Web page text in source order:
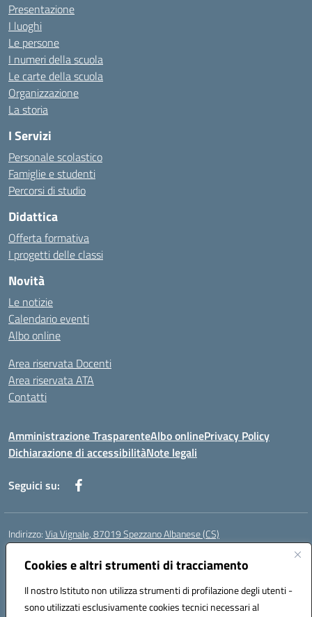
Cookies e altri strumenti di tracciamento
Il nostro Istituto non utilizza strumenti di profilazione degli utenti -
sono utilizzati esclusivamente cookies tecnici necessari al
Presentazione
I luoghi
Le persone
I numeri della scuola
Le carte della scuola
Organizzazione
La storia
I Servizi
Personale scolastico
Famiglie e studenti
Percorsi di studio
Didattica
Offerta formativa
I progetti delle classi
Novità
Le notizie
Calendario eventi
Albo online
Area riservata Docenti
Area riservata ATA
Contatti
Amministrazione TrasparenteAlbo onlinePrivacy Policy
Dichiarazione di accessibilitàNote legali
Seguici su:
Indirizzo:Via Vignale, 87019 Spezzano Albanese (CS)
Centralino:
Posta elettronica certificata (PEC):csic878003@pec.istruzione.it
Codice fiscale: 94018300783
Codice meccanografico:CSIC878003